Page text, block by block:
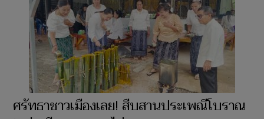
ศรัทธาชาวเมืองเลย! สืบสานประเพณีโบราณ